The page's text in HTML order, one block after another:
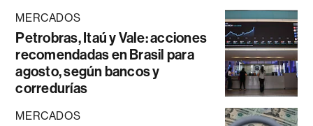
MERCADOS
Petrobras, Itaú y Vale: acciones
recomendadas en Brasil para
agosto, según bancos y
corredurías
MERCADOS